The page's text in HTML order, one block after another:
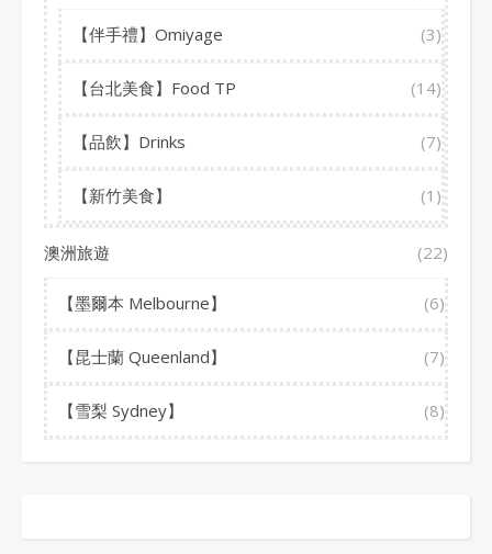
【伴手禮】Omiyage (3)
【台北美食】Food TP (14)
【品飲】Drinks (7)
【新竹美食】 (1)
澳洲旅遊 (22)
【墨爾本 Melbourne】 (6)
【昆士蘭 Queenland】 (7)
【雪梨 Sydney】 (8)